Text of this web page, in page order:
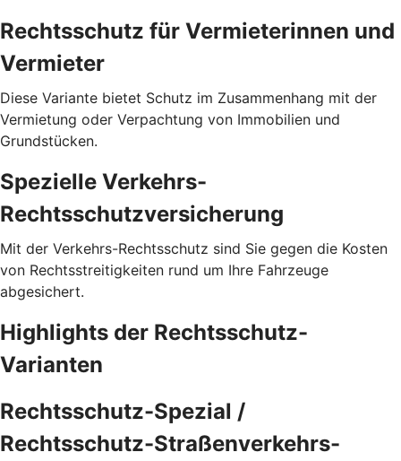
Rechtsschutz für Vermieterinnen und
Vermieter
Diese Variante bietet Schutz im Zusammenhang mit der
Vermietung oder Verpachtung von Immobilien und
Grundstücken.
Spezielle Verkehrs-
Rechtsschutzversicherung
Mit der Verkehrs-Rechtsschutz sind Sie gegen die Kosten
von Rechtsstreitigkeiten rund um Ihre Fahrzeuge
abgesichert.
Highlights der Rechtsschutz-
Varianten
Rechtsschutz-Spezial /
Rechtsschutz-Straßenverkehrs-